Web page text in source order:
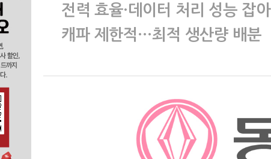
전력 효율·데이터 처리 성능 잡아
캐파 제한적…최적 생산량 배분